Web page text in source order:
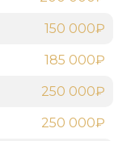
150 000₽
185 000₽
250 000₽
250 000₽